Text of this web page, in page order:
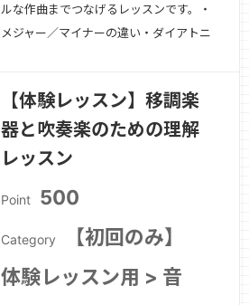
ルな作曲までつなげるレッスンです。・
メジャー／マイナーの違い・ダイアトニ
奏と構成の考え方初心者の「わからな
い」を一緒に整理します。続きを見る
»
【体験レッスン】移調楽
器と吹奏楽のための理解
レッスン
Point 500
Category
【初回のみ】
体験レッスン用 > 音